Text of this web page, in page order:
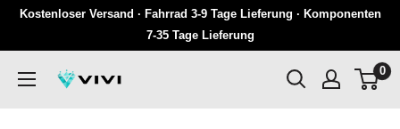
Überspringen
Inhalten
Kostenloser Versand · Fahrrad 3-9 Tage Lieferung · Komponenten
7-35 Tage Lieferung
VIVI
0